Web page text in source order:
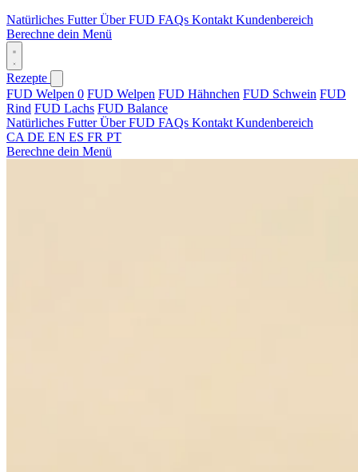
Natürliches FutterÜber FUD FAQs Kontakt Kundenbereich
Berechne dein Menü
Rezepte
FUD Welpen 0 FUD Welpen FUD Hähnchen FUD Schwein FUD
Rind FUD Lachs FUD Balance
Natürliches FutterÜber FUD FAQs Kontakt Kundenbereich
CA DE EN ES FR PT
Berechne dein Menü